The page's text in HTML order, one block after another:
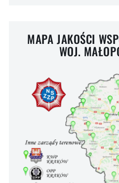
MAPA JAKOŚCI
WOJ.